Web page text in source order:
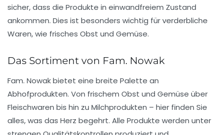
sicher, dass die Produkte in einwandfreiem Zustand
ankommen. Dies ist besonders wichtig für verderbliche
Waren, wie frisches Obst und Gemüse.
Das Sortiment von Fam. Nowak
Fam. Nowak bietet eine breite Palette an
Abhofprodukten. Von frischem Obst und Gemüse über
Fleischwaren bis hin zu Milchprodukten – hier finden Sie
alles, was das Herz begehrt. Alle Produkte werden unter